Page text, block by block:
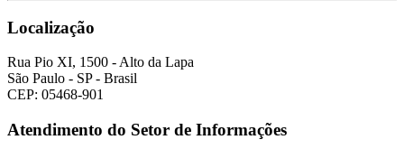
Localização
Rua Pio XI, 1500 - Alto da Lapa
São Paulo - SP - Brasil
CEP: 05468-901
Atendimento do Setor de Informações